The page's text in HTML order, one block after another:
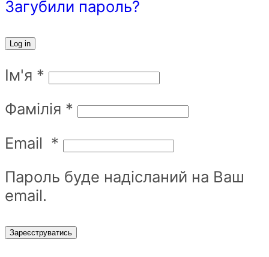
Загубили пароль?
Log in
Ім'я *
Фамілія *
Email *
Пароль буде надісланий на Ваш
email.
Зареєструватись